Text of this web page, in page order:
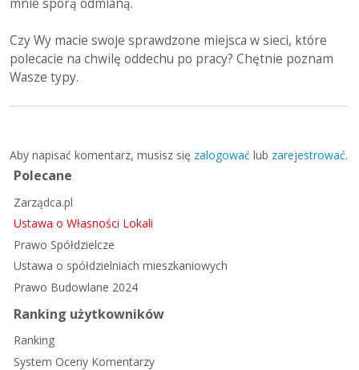
mnie sporą odmianą.
Czy Wy macie swoje sprawdzone miejsca w sieci, które
polecacie na chwilę oddechu po pracy? Chętnie poznam
Wasze typy.
Aby napisać komentarz, musisz się zalogować lub zarejestrować.
S
y
b
k
k
Polecane
Zarządca.pl
Ustawa o Własności Lokali
Prawo Spółdzielcze
Ustawa o spółdzielniach mieszkaniowych
Prawo Budowlane 2024
Ranking użytkowników
Ranking
System Oceny Komentarzy